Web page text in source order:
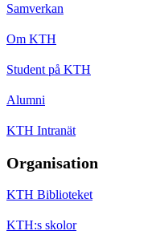
Samverkan
Om KTH
Student på KTH
Alumni
KTH Intranät
Organisation
KTH Biblioteket
KTH:s skolor